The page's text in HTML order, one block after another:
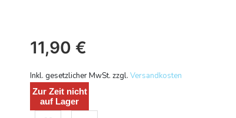
11,90 €
Inkl. gesetzlicher MwSt. zzgl.Versandkosten
Zur Zeit nicht
auf Lager